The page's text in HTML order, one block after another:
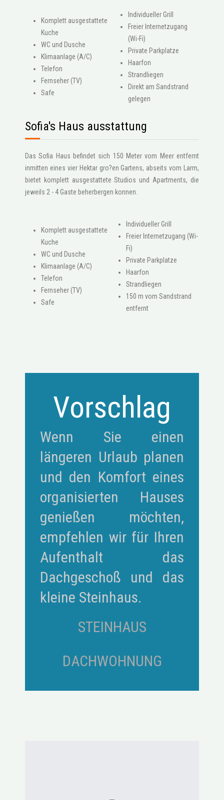
Komplett ausgestattete
Kuche
WC und Dusche
Klimaanlage (A/C)
Telefon
Fernseher (TV)
Safe
Individueller Grill
Freier Internetzugang
(Wi-Fi)
Private Parkplatze
Haarfon
Strandliegen
Direkt am Sandstrand
gelegen
Sofia's Haus ausstattung
Das Sofia Haus befindet sich 150 Meter vom Meer entfernt
inmitten eines vier Hektar gro?en Gartens, abseits vom Larm,
bietet komplett ausgestattete Studios und Apartments, die
jeweils 2 - 4 Gaste beherbergen konnen.
Komplett ausgestattete
Kuche
WC und Dusche
Klimaanlage (A/C)
Telefon
Fernseher (TV)
Safe
Individueller Grill
Freier Internetzugang (Wi-
Fi)
Private Parkplatze
Haarfon
Strandliegen
150 m vom Sandstrand
entfernt
Vorschlag
Wenn Sie einen
längeren Urlaub planen
und den Komfort eines
organisierten Hauses
genießen möchten,
empfehlen wir für Ihren
Aufenthalt das
Dachgeschoß und das
kleine Steinhaus.
STEINHAUS
DACHWOHNUNG